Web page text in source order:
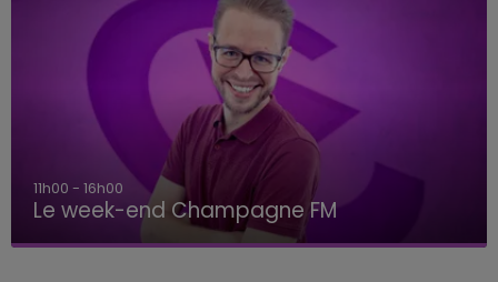
11h00 - 16h00
Le week-end Champagne FM